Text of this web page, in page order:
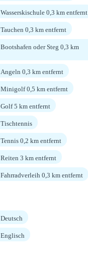
Wasserskischule 0,3 km entfernt
Tauchen 0,3 km entfernt
Bootshafen oder Steg 0,3 km
Angeln 0,3 km entfernt
Minigolf 0,5 km entfernt
Golf 5 km entfernt
Tischtennis
Tennis 0,2 km entfernt
Reiten 3 km entfernt
Fahrradverleih 0,3 km entfernt
Deutsch
Englisch